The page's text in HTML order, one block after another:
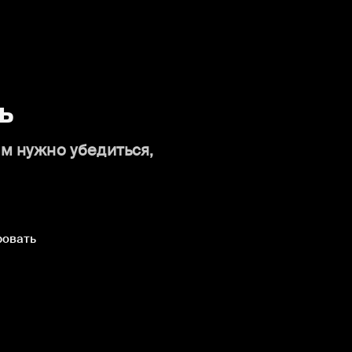
нужно убедиться,